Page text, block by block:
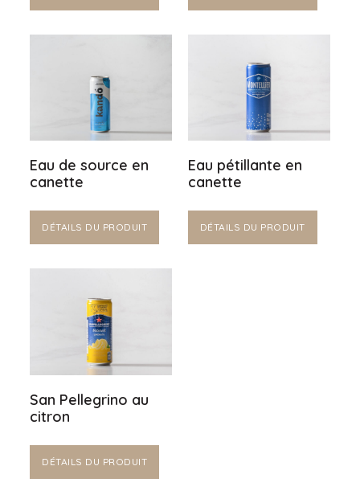
Eau de source en
canette
DÉTAILS DU PRODUIT
Eau pétillante en
canette
DÉTAILS DU PRODUIT
San Pellegrino au
citron
DÉTAILS DU PRODUIT